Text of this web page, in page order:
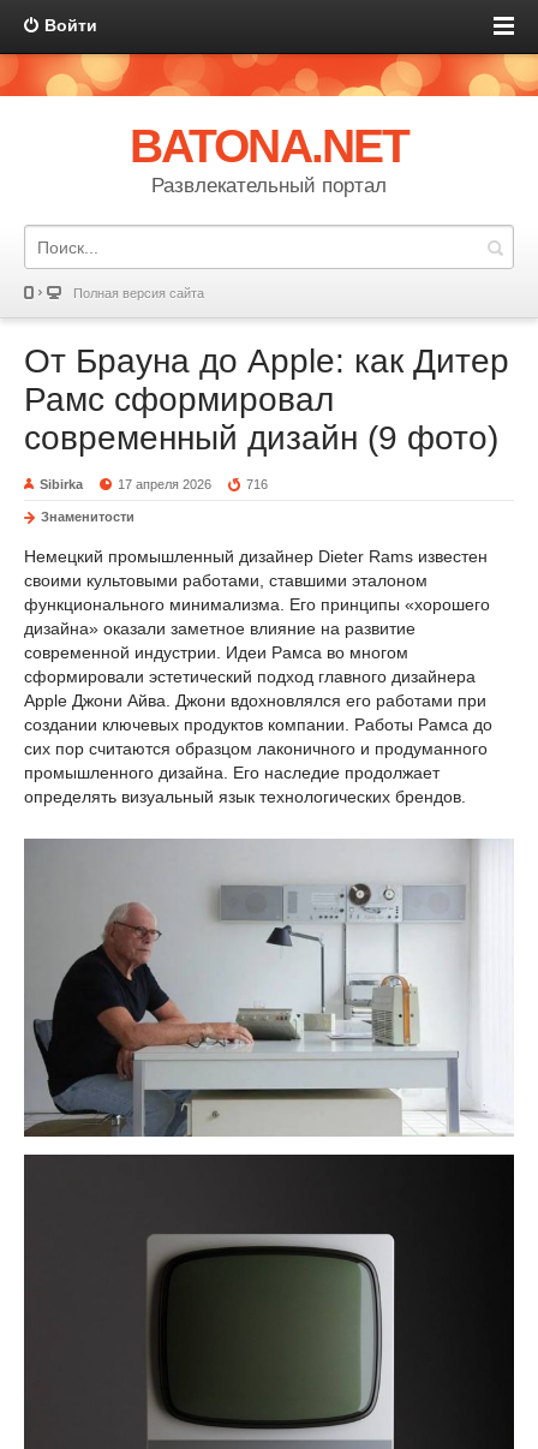
Войти
BATONA.NET
Развлекательный портал
Полная версия сайта
От Брауна до Apple: как Дитер
Рамс сформировал
современный дизайн (9 фото)
Sibirka 17 апреля 2026 716
Знаменитости
Немецкий промышленный дизайнер Dieter Rams известен
своими культовыми работами, ставшими эталоном
функционального минимализма. Его принципы «хорошего
дизайна» оказали заметное влияние на развитие
современной индустрии. Идеи Рамса во многом
сформировали эстетический подход главного дизайнера
Apple Джони Айва. Джони вдохновлялся его работами при
создании ключевых продуктов компании. Работы Рамса до
сих пор считаются образцом лаконичного и продуманного
промышленного дизайна. Его наследие продолжает
определять визуальный язык технологических брендов.